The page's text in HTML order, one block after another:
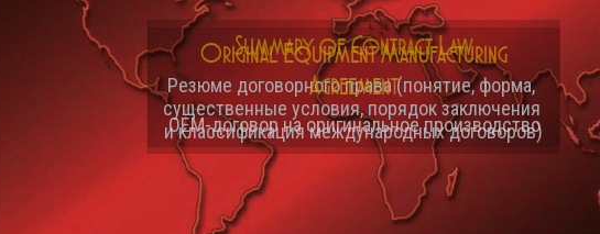
Original Equipment Manufacturing
Agreement
OEM-договор на оригинальное производство